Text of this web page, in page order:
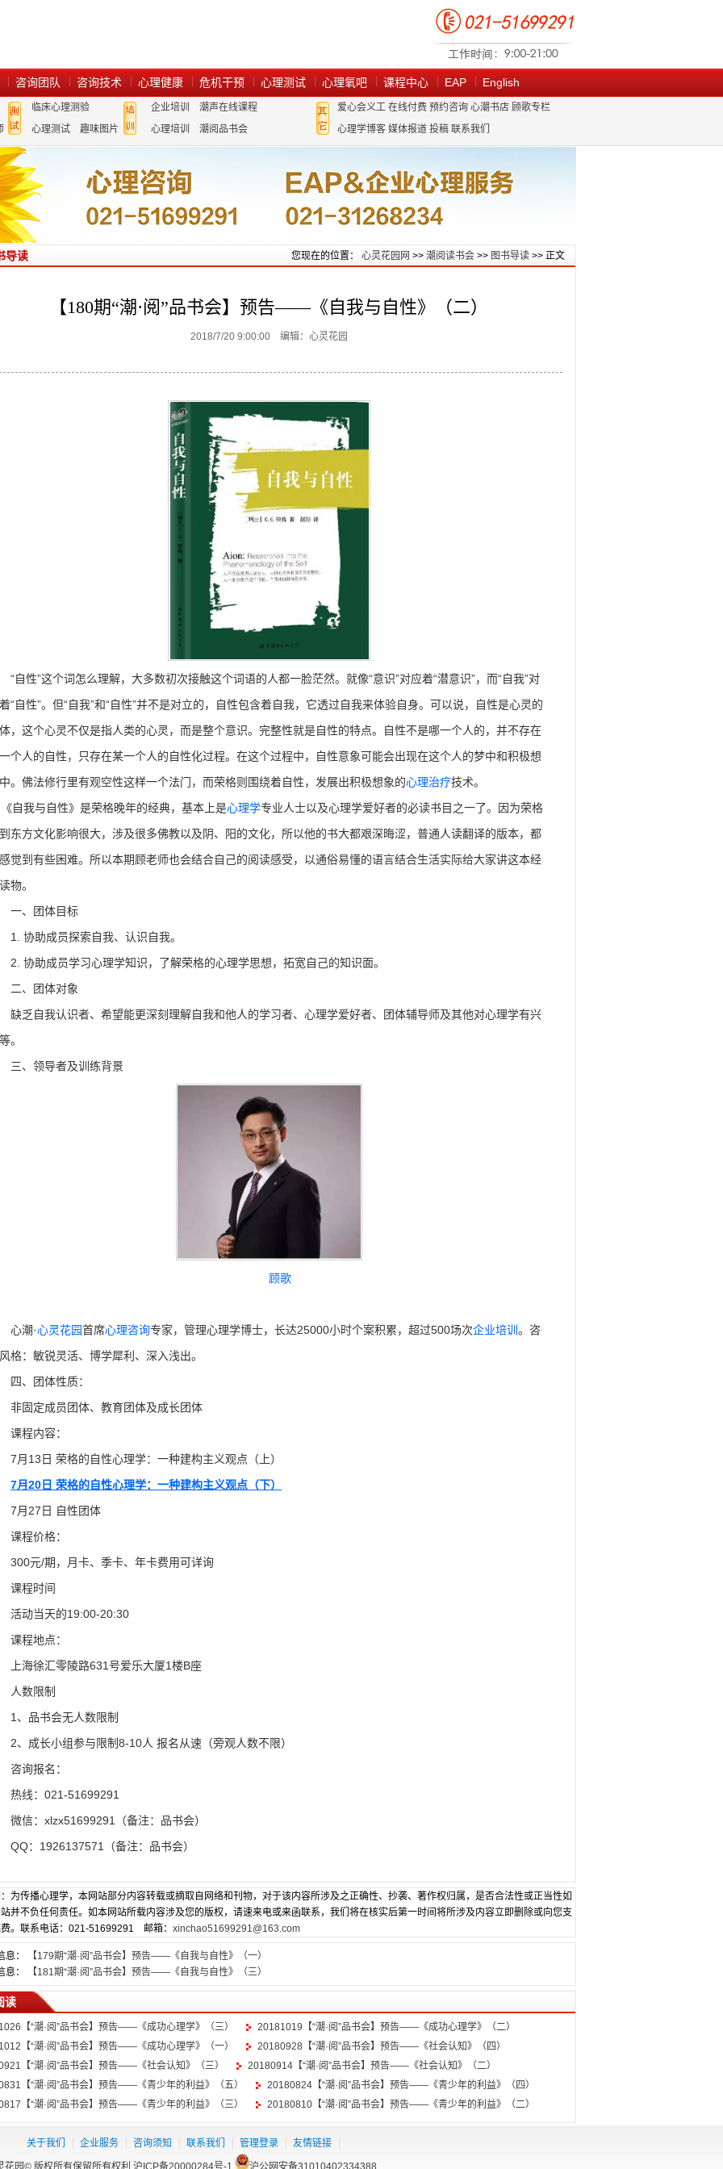
咨询团队 咨询技术 心理健康 危机干预 心理测试 心理氧吧 课程中心 EAP English
临床心理测验
心理测试
趣味图片
企业培训
潮声在线课程
心理培训
潮阅品书会
爱心会义工 在线付费 预约咨询 心潮书店 顾歌专栏
心理学博客 媒体报道 投稿 联系我们
您现在的位置： 心灵花园网 >> 潮阅读书会 >> 图书导读 >> 正文
导读
【180期“潮·阅”品书会】预告——《自我与自性》（二）
2018/7/20 9:00:00 编辑：心灵花园
性”这个词怎么理解，大多数初次接触这个词语的人都一脸茫然。就像“意识”对应着“潜意识”，而“自我”对
“自性”。但“自我”和“自性”并不是对立的，自性包含着自我，它透过自我来体验自身。可以说，自性是心灵的
，这个心灵不仅是指人类的心灵，而是整个意识。完整性就是自性的特点。自性不是哪一个人的，并不存在
个人的自性，只存在某一个人的自性化过程。在这个过程中，自性意象可能会出现在这个人的梦中和积极想
。佛法修行里有观空性这样一个法门，而荣格则围绕着自性，发展出积极想象的心理治疗技术。
我与自性》是荣格晚年的经典，基本上是心理学专业人士以及心理学爱好者的必读书目之一了。因为荣格
东方文化影响很大，涉及很多佛教以及阴、阳的文化，所以他的书大都艰深晦涩，普通人读翻译的版本，都
觉到有些困难。所以本期顾老师也会结合自己的阅读感受，以通俗易懂的语言结合生活实际给大家讲这本经
物。
、团体目标
助成员探索自我、认识自我。
助成员学习心理学知识，了解荣格的心理学思想，拓宽自己的知识面。
、团体对象
自我认识者、希望能更深刻理解自我和他人的学习者、心理学爱好者、团体辅导师及其他对心理学有兴
。
领导者及训练背景
顾歌
潮·心灵花园首席心理咨询专家，管理心理学博士，长达25000小时个案积累，超过500场次企业培训 。咨
格：敏锐灵活、博学犀利、深入浅出。
团体性质：
定成员团体、教育团体及成长团体
程内容：
13日 荣格的自性心理学：一种建构主义观点（上）
7月20日 荣格的自性心理学：一种建构主义观点（下）
27日 自性团体
程价格：
元/期，月卡、季卡、年卡费用可详询
程时间
当天的19:00-20:30
程地点：
徐汇零陵路631号爱乐大厦1楼B座
数限制
品书会无人数限制
成长小组参与限制8-10人 报名从速（旁观人数不限）
询报名：
：021-51699291
：xlzx51699291（备注：品书会）
：1926137571（备注：品书会）
：为传播心理学，本网站部分内容转载或摘取自网络和刊物，对于该内容所涉及之正确性、抄袭、著作权归属，是否合法性或正当性如
并不负任何责任。如本网站所载内容涉及您的版权，请速来电或来函联系，我们将在核实后第一时间将所涉及内容立即删除或向您支
。联系电话：021-51699291 邮箱： xinchao51699291@163.com
息：
【179期“潮·阅”品书会】预告——《自我与自性》（一）
息：
【181期“潮·阅”品书会】预告——《自我与自性》（三）
读
【“潮·阅”品书会】预告——《成功心理学》（三）
20181019【“潮·阅”品书会】预告——《成功心理学》（二）
【“潮·阅”品书会】预告——《成功心理学》（一）
20180928【“潮·阅”品书会】预告——《社会认知》（四）
【“潮·阅”品书会】预告——《社会认知》（三）
20180914【“潮·阅”品书会】预告——《社会认知》（二）
【“潮·阅”品书会】预告——《青少年的利益》（五）
20180824【“潮·阅”品书会】预告——《青少年的利益》（四）
【“潮·阅”品书会】预告——《青少年的利益》（三）
20180810【“潮·阅”品书会】预告——《青少年的利益》（二）
关于我们 企业服务 咨询须知 联系我们 管理登录 友情链接
花园© 版权所有保留所有权利 沪ICP备20000284号-1 沪公网安备31010402334388